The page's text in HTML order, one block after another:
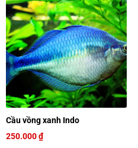
Cầu vồng xanh Indo
250.000₫